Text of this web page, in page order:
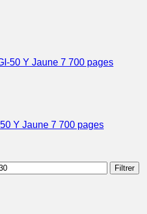
Y Jaune 7 700 pages
Filtrer